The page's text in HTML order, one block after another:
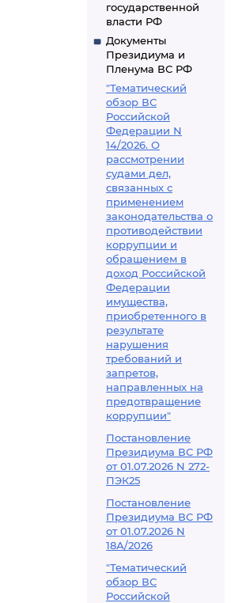
государственной
власти РФ
Документы
Президиума и
Пленума ВС РФ
"Тематический
обзор ВС
Российской
Федерации N
14/2026. О
рассмотрении
судами дел,
связанных с
применением
законодательства о
противодействии
коррупции и
обращением в
доход Российской
Федерации
имущества,
приобретенного в
результате
нарушения
требований и
запретов,
направленных на
предотвращение
коррупции"
Постановление
Президиума ВС РФ
от 01.07.2026 N 272-
ПЭК25
Постановление
Президиума ВС РФ
от 01.07.2026 N
18А/2026
"Тематический
обзор ВС
Российской